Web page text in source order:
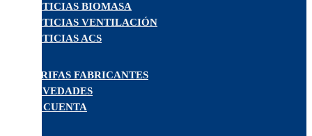
NOTICIAS BIOMASA
NOTICIAS VENTILACIÓN
NOTICIAS ACS
TARIFAS FABRICANTES
NOVEDADES
MI CUENTA